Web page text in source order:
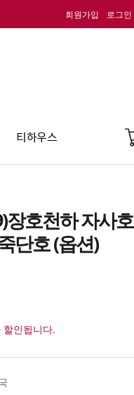
회원가입 로그인
티하우스
호천하 자사
단호 (옵션)
할인됩니다.